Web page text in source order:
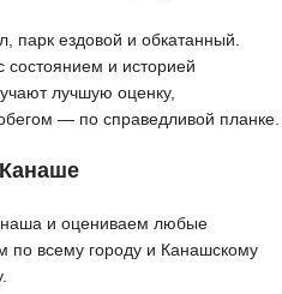
ездовой и обкатанный.
состоянием и историей
лучшую оценку,
— по справедливой планке.
и оцениваем любые
по всему городу и Канашскому